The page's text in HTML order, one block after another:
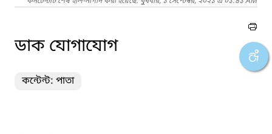
ডাক যোগাযোগ
কন্টেন্ট: পাতা